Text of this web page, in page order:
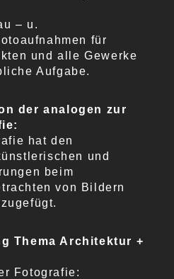
– u.
für
und alle Gewerke
Aufgabe.
der analogen zur
hat den
und
beim
von Bildern
Thema Architektur +
Fotografie: